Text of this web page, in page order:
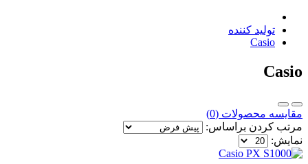
تولید کننده
Casio
Casio
مقایسه محصولات (0)
مرتب کردن براساس:
نمایش: